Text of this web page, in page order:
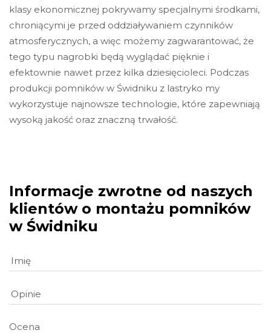
klasy ekonomicznej pokrywamy specjalnymi środkami,
chroniącymi je przed oddziaływaniem czynników
atmosferycznych, a więc możemy zagwarantować, że
tego typu nagrobki będą wyglądać pięknie i
efektownie nawet przez kilka dziesięcioleci. Podczas
produkcji pomników w Świdniku z lastryko my
wykorzystuje najnowsze technologie, które zapewniają
wysoką jakość oraz znaczną trwałość.
Informacje zwrotne od naszych
klientów o montażu pomników
w Świdniku
Ocena